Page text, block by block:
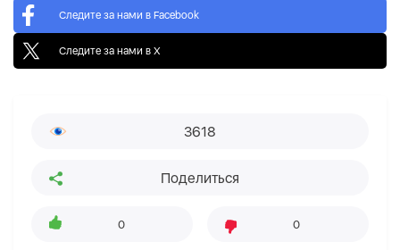
Следите за нами в Facebook
Следите за нами в X
3618
Поделиться
0 0